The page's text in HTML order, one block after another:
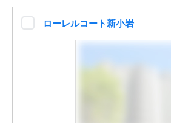
ローレルコート新小岩